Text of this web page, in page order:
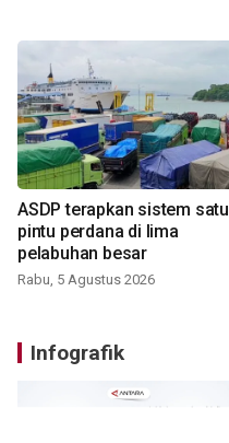
ASDP terapkan sistem satu
pintu perdana di lima
pelabuhan besar
Rabu, 5 Agustus 2026
Infografik